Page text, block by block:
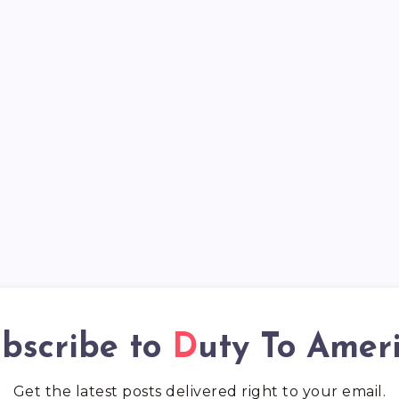
to Duty To
Get the latest posts delivered right to your email.